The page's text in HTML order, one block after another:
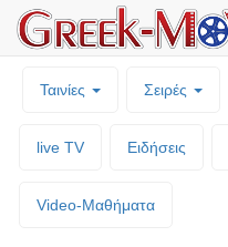
Ταινίες Σειρές
live TV Ειδήσεις
Video-Mαθήματα